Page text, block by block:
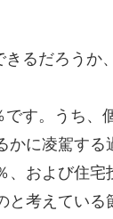
るだろうか
す。うち、
に凌駕する
、および住宅
と考えている